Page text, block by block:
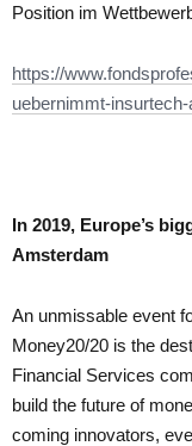
Position im
https://
uebernimmt-
In 2019, Europe’s
Amsterdam
An unmissable event
Money20/20 is the
Financial Services
build the future of
coming innovators,